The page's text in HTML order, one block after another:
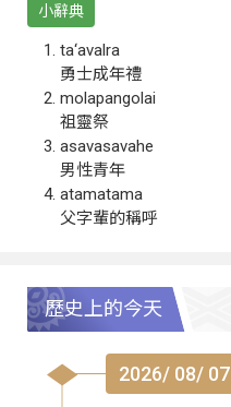
小辭典
ta‘avalra
勇士成年禮
molapangolai
祖靈祭
asavasavahe
男性青年
atamatama
父字輩的稱呼
歷史上的今天
2026/ 08/ 07